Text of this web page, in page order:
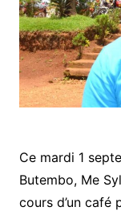
Ce mardi 1
Butembo, Me
cours d’un café